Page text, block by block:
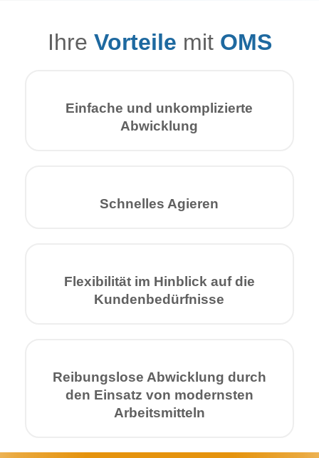
Ihre Vorteile mitOMS
Einfache und unkompli­zierte
Abwick­lung
Schnelles Agieren
Flexibilität im Hinblick auf die
Kunden­bedürfnisse
Reibungs­lose Abwick­lung durch
den Einsatz von modernsten
Arbeits­mitteln